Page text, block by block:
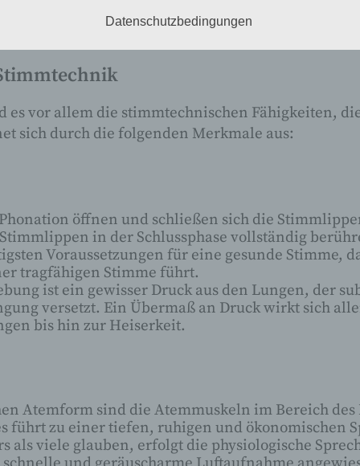
es vor allem die stimmtechnischen Fähigkeiten,
sich durch die folgenden Merkmale aus:
öffnen und schließen sich die
in der Schlussphase vollständig
Voraussetzungen für eine gesunde Stimme,
tragfähigen Stimme führt.
ist ein gewisser Druck aus den Lungen, der
versetzt. Ein Übermaß an Druck wirkt sich
bis hin zur Heiserkeit.
Atemform sind die Atemmuskeln im Bereich
führt zu einer tiefen, ruhigen und ökonomischen
als viele glauben, erfolgt die physiologische
Verarbeitung Verantwortlichen verarbeitet werden.
c) Verarbeitung
Verarbeitung ist jeder mit oder ohne Hilfe
automatisierter Verfahren ausgeführte Vorgang
Speicherung, die Anpassung oder Veränderung,
Auslesen, das Abfragen, die Verwendung, die
Offenlegung durch Übermittlung, Verbreitung oder
andere Form der Bereitstellung, den Abgleich oder
Verknüpfung, die Einschränkung, das Löschen
die Vernichtung.
Einschränkung der Verarbeitung ist die
gespeicherter personenbezogener Daten mit dem
ihre künftige Verarbeitung einzuschränken.
Datenschutzbedingungen